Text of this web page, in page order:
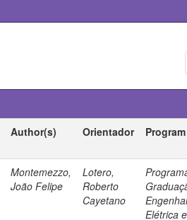
Author(s) Orientador Program
Montemezzo,
João Felipe
Lotero,
Roberto
Cayetano
Elétrica e